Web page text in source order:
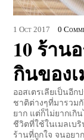
1 Oct 2017 0
10 ร้าน
กินของ
ออสเตรเลียเป็นอี
ชาติต่างๆที่มารวม
ยาก แต่ก็ไม่ยากเกิน
ชีวิตที่ใช้ในเมลเบ
ร้านที่ถูกใจ จนอยา